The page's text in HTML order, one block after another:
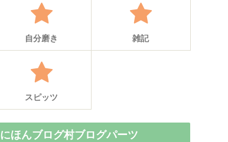
自分磨き 雑記
スピッツ
にほんブログ村ブログパーツ